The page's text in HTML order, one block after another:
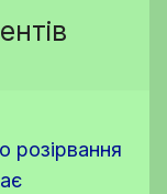
розірвання